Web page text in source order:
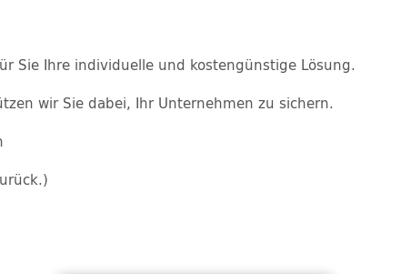
Sie Ihre individuelle und kostengünstige Lösung.
wir Sie dabei, Ihr Unternehmen zu sichern.